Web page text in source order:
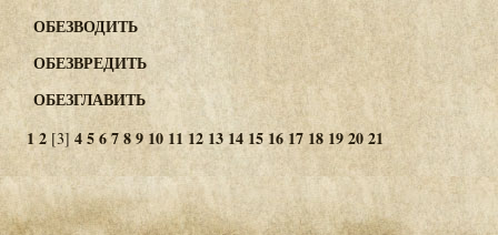
ОБЕЗВОДИТЬ
ОБЕЗВРЕДИТЬ
ОБЕЗГЛАВИТЬ
12 [3] 456789 10 1112 1314 1516 17 18192021